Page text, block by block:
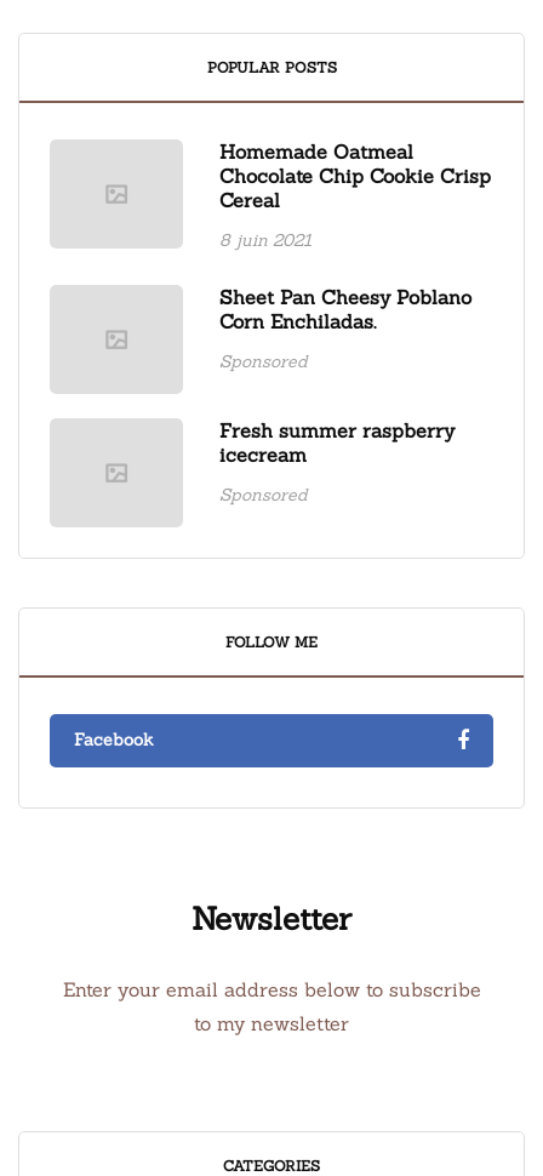
POPULAR POSTS
Homemade Oatmeal
Chocolate Chip Cookie Crisp
Cereal
8 juin 2021
Sheet Pan Cheesy Poblano
Corn Enchiladas.
Sponsored
Fresh summer raspberry
icecream
Sponsored
FOLLOW ME
Facebook
Newsletter
Enter your email address below to subscribe
to my newsletter
CATEGORIES